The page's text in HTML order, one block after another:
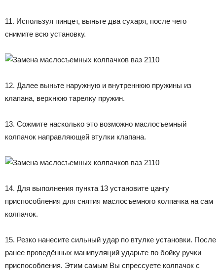
11. Используя пинцет, выньте два сухаря, после чего
снимите всю установку.
12. Далее выньте наружную и внутреннюю пружины из
клапана, верхнюю тарелку пружин.
13. Сожмите насколько это возможно маслосъемный
колпачок направляющей втулки клапана.
14. Для выполнения пункта 13 установите цангу
приспособления для снятия маслосъемного колпачка на сам
колпачок.
15. Резко нанесите сильный удар по втулке установки. После
ранее проведённых манипуляций ударьте по бойку ручки
приспособления. Этим самым Вы спрессуете колпачок с